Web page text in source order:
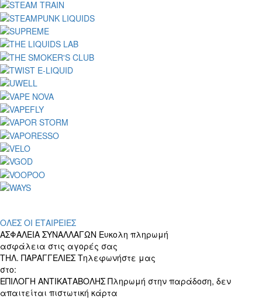
ΟΛΕΣ ΟΙ ΕΤΑΙΡΕΙΕΣ
ΑΣΦΑΛΕΙΑ ΣΥΝΑΛΛΑΓΩΝ Ευκολη πληρωμή
ασφάλεια στις αγορές σας
ΤΗΛ. ΠΑΡΑΓΓΕΛΙΕΣ Τηλεφωνήστε μας
στο:
ΕΠΙΛΟΓΗ ΑΝΤΙΚΑΤΑΒΟΛΗΣ Πληρωμή στην παράδοση, δεν
απαιτείται πιστωτική κάρτα